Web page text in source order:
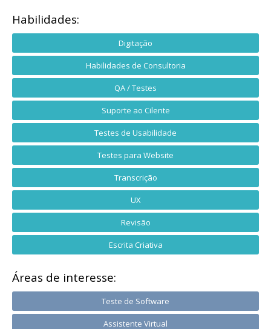
Habilidades:
Digitação
Habilidades de Consultoria
QA / Testes
Suporte ao Cilente
Testes de Usabilidade
Testes para Website
Transcrição
UX
Revisão
Escrita Criativa
Áreas de interesse:
Teste de Software
Assistente Virtual